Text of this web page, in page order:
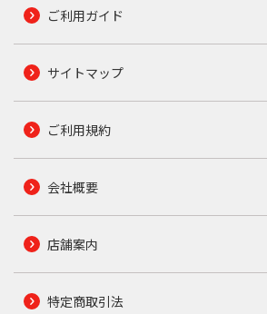
ご利用ガイド
サイトマップ
ご利用規約
会社概要
店舗案内
特定商取引法